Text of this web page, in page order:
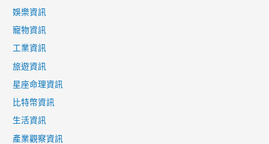
娛樂資訊
寵物資訊
工業資訊
旅遊資訊
星座命理資訊
比特幣資訊
生活資訊
產業觀察資訊